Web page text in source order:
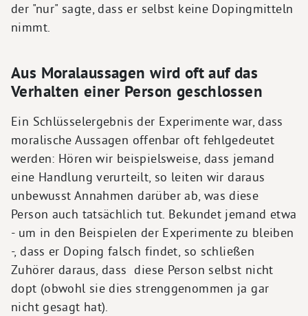
der "nur" sagte, dass er selbst keine Dopingmitteln
nimmt.
Aus Moralaussagen wird oft auf das
Verhalten einer Person geschlossen
Ein Schlüsselergebnis der Experimente war, dass
moralische Aussagen offenbar oft fehlgedeutet
werden: Hören wir beispielsweise, dass jemand
eine Handlung verurteilt, so leiten wir daraus
unbewusst Annahmen darüber ab, was diese
Person auch tatsächlich tut. Bekundet jemand etwa
- um in den Beispielen der Experimente zu bleiben
-, dass er Doping falsch findet, so schließen
Zuhörer daraus, dass diese Person selbst nicht
dopt (obwohl sie dies strenggenommen ja gar
nicht gesagt hat).